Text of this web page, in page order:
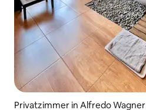
Privatzimmer in Alfredo Wagner